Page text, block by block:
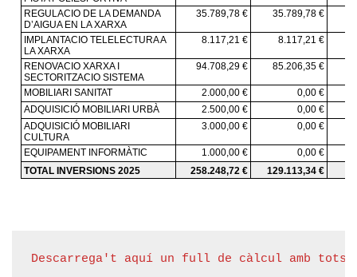
Descarrega't aquí un full de càlcul amb tots